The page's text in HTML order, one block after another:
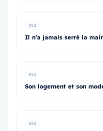
#52
Il n’a jamais serré la
#53
Son logement et son
#54